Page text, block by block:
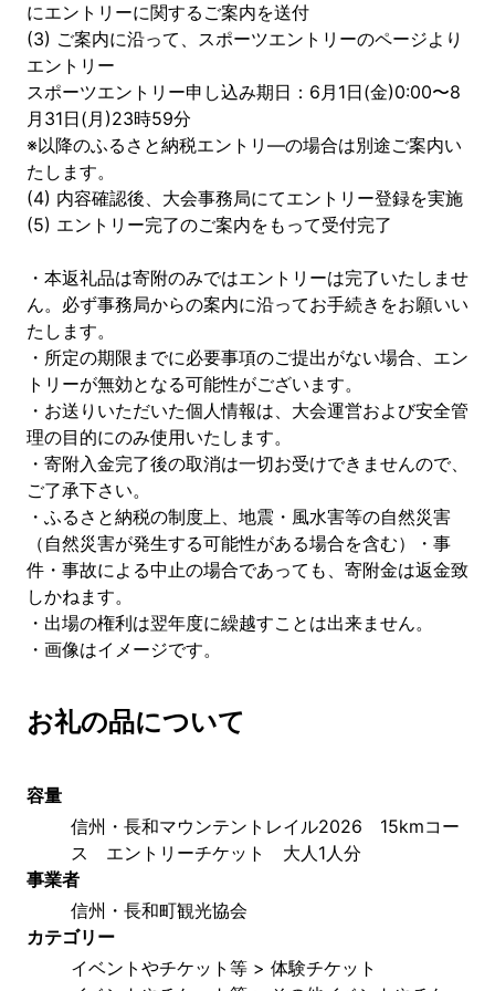
にエントリーに関するご案内を送付
(3) ご案内に沿って、スポーツエントリーのページより
エントリー
スポーツエントリー申し込み期日：6月1日(金)0:00〜8
月31日(月)23時59分
※以降のふるさと納税エントリ—の場合は別途ご案内い
たします。
(4) 内容確認後、大会事務局にてエントリー登録を実施
(5) エントリー完了のご案内をもって受付完了
・本返礼品は寄附のみではエントリーは完了いたしませ
ん。必ず事務局からの案内に沿ってお手続きをお願いい
たします。
・所定の期限までに必要事項のご提出がない場合、エン
トリーが無効となる可能性がございます。
・お送りいただいた個人情報は、大会運営および安全管
理の目的にのみ使用いたします。
・寄附入金完了後の取消は一切お受けできませんので、
ご了承下さい。
・ふるさと納税の制度上、地震・風水害等の自然災害
（自然災害が発生する可能性がある場合を含む）・事
件・事故による中止の場合であっても、寄附金は返金致
しかねます。
・出場の権利は翌年度に繰越すことは出来ません。
・画像はイメージです。
お礼の品について
容量
信州・長和マウンテントレイル2026　15kmコー
ス　エントリーチケット　大人1人分
事業者
信州・長和町観光協会
カテゴリー
イベントやチケット等 > 体験チケット